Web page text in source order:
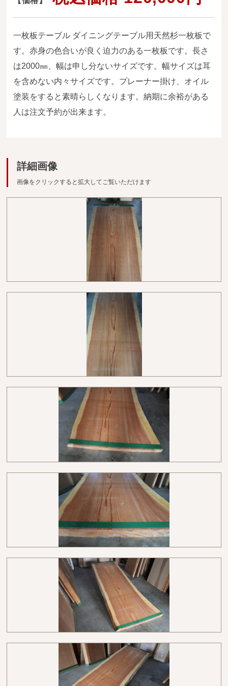
カテゴリー
広葉樹一枚板
銘木製品
一枚板テーブル ダイニングテーブル用天然杉一枚板で
す。赤身の色合いが良く迫力のある一枚板です。長さ
は2000㎜、幅は申し分ないサイズです。幅サイズは耳
を含めない内々サイズです。プレーナー掛け、オイル
塗装をすると素晴らしくなります。納期に余裕がある
人は注文予約が出来ます。
詳細画像
画像をクリックすると拡大してご覧いただけます